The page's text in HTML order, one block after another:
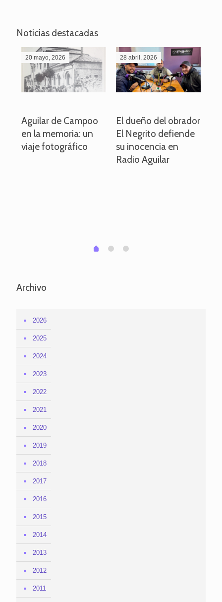
Noticias destacadas
20 mayo, 2026
Aguilar de Campoo
en la memoria: un
viaje fotográfico
28 abril, 2026
El dueño del obrador
El Negrito defiende
su inocencia en
Radio Aguilar
0 1 2
Archivo
2026
2025
2024
2023
2022
2021
2020
2019
2018
2017
2016
2015
2014
2013
2012
2011